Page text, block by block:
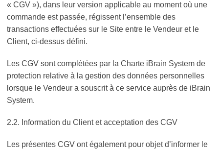
« CGV »), dans leur version applicable au moment où une
commande est passée, régissent l’ensemble des
transactions effectuées sur le Site entre le Vendeur et le
Client, ci-dessus défini.
Les CGV sont complétées par la Charte iBrain System de
protection relative à la gestion des données personnelles
lorsque le Vendeur a souscrit à ce service auprès de iBrain
System.
2.2. Information du Client et acceptation des CGV
Les présentes CGV ont également pour objet d’informer le